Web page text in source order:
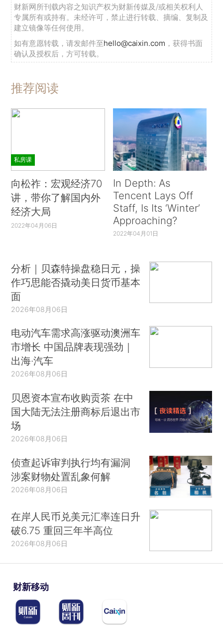
财新网所刊载内容之知识产权为财新传媒及/或相关权利人
专属所有或持有。未经许可，禁止进行转载、摘编、复制及
建立镜像等任何使用。
如有意愿转载，请发邮件至hello@caixin.com ，获得书面
确认及授权后，方可转载。
推荐阅读
私房课
向松祚：宏观经济70
讲，带你了解国内外
经济大局
2022年04月06日
In Depth: As
Tencent Lays Off
Staff, Is Its ‘Winter’
Approaching?
2022年04月01日
分析｜贝森特操盘稳日元，操
作巧思能否撬动美日货币基本
面
2026年08月06日
电动汽车需求高涨驱动澳洲车
市增长 中国品牌表现强劲｜
出海·汽车
2026年08月06日
贝恩资本宣布收购贡茶 在中
国大陆无法注册商标后退出市
场
2026年08月06日
侦查起诉审判执行均有漏洞
涉案财物处置乱象何解
2026年08月06日
在岸人民币兑美元汇率连日升
破6.75 重回三年半高位
2026年08月06日
财新移动